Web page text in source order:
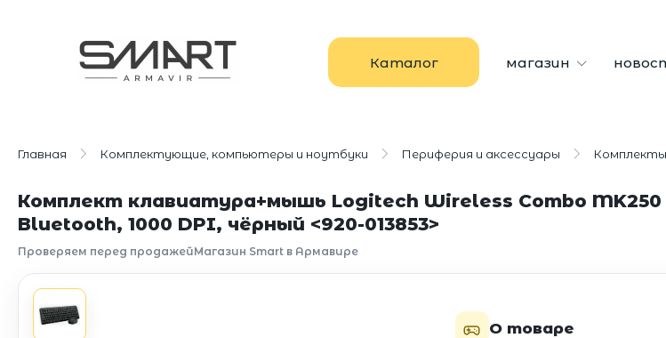
Каталог магазин
Главная Комплектующие, компьютеры и ноутбуки Периферия и аксессуары
Комплект клавиатура+мышь Logitech Wireless Combo MK250
Bluetooth, 1000 DPI, чёрный <920-013853>
Проверяем перед продажейМагазин Smart в Армавире
О товаре